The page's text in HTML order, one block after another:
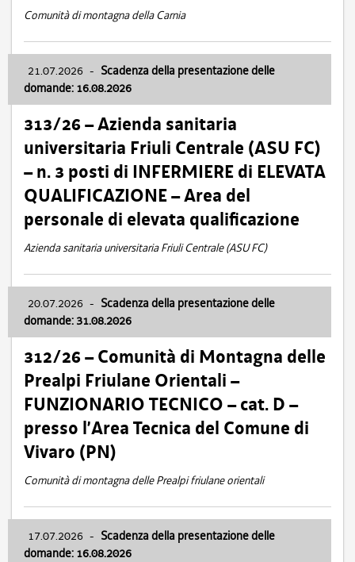
Comunità di montagna della Carnia
21.07.2026 - Scadenza della presentazione delle
domande: 16.08.2026
313/26 – Azienda sanitaria
universitaria Friuli Centrale (ASU FC)
– n. 3 posti di INFERMIERE di ELEVATA
QUALIFICAZIONE – Area del
personale di elevata qualificazione
Azienda sanitaria universitaria Friuli Centrale (ASU FC)
20.07.2026 - Scadenza della presentazione delle
domande: 31.08.2026
312/26 – Comunità di Montagna delle
Prealpi Friulane Orientali –
FUNZIONARIO TECNICO – cat. D –
presso l’Area Tecnica del Comune di
Vivaro (PN)
Comunità di montagna delle Prealpi friulane orientali
17.07.2026 - Scadenza della presentazione delle
domande: 16.08.2026